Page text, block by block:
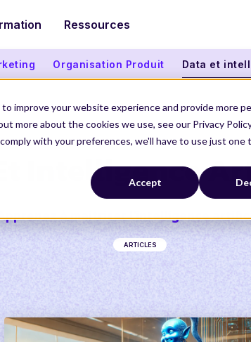
improve your website experience and provide more
more about the cookies we use, see our Privacy
with your preferences, we'll have to use just one
Accept
Ressources
Organisation Produit Data et
Et Intelligence
à maitriser l'intelligence
ARTICLES